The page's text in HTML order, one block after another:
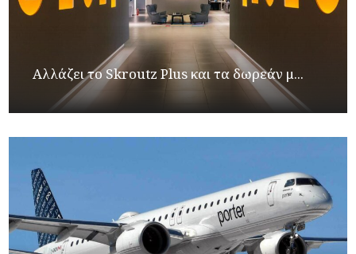
Αλλάζει το Skroutz Plus και τα δωρεάν μ...